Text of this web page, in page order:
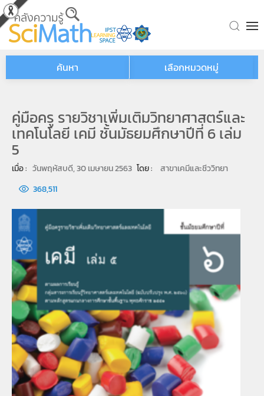
Skip to main content
ค้นหา เลือกหมวดหมู่
คู่มือครู รายวิชาเพิ่มเติมวิทยาศาสตร์และ
เทคโนโลยี เคมี ชั้นมัธยมศึกษาปีที่ 6 เล่ม
5
เมื่อ : วันพฤหัสบดี, 30 เมษายน 2563 โดย :
สาขาเคมีและชีววิทยา
368,511